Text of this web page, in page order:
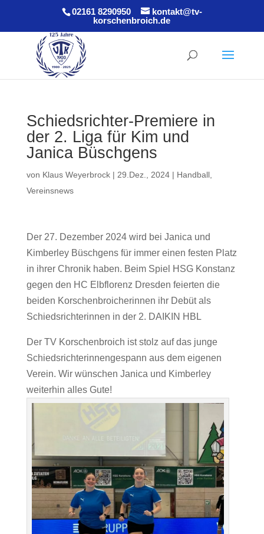
02161 8290950
kontakt@tv-
korschenbroich.de
Schiedsrichter-Premiere in
der 2. Liga für Kim und
Janica Büschgens
von Klaus Weyerbrock| 29.Dez., 2024| Handball,
Vereinsnews
Der 27. Dezember 2024 wird bei Janica und
Kimberley Büschgens für immer einen festen Platz
in ihrer Chronik haben. Beim Spiel HSG Konstanz
gegen den HC Elbflorenz Dresden feierten die
beiden Korschenbroicherinnen ihr Debüt als
Schiedsrichterinnen in der 2. DAIKIN HBL
Der TV Korschenbroich ist stolz auf das junge
Schiedsrichterinnengespann aus dem eigenen
Verein. Wir wünschen Janica und Kimberley
weiterhin alles Gute!